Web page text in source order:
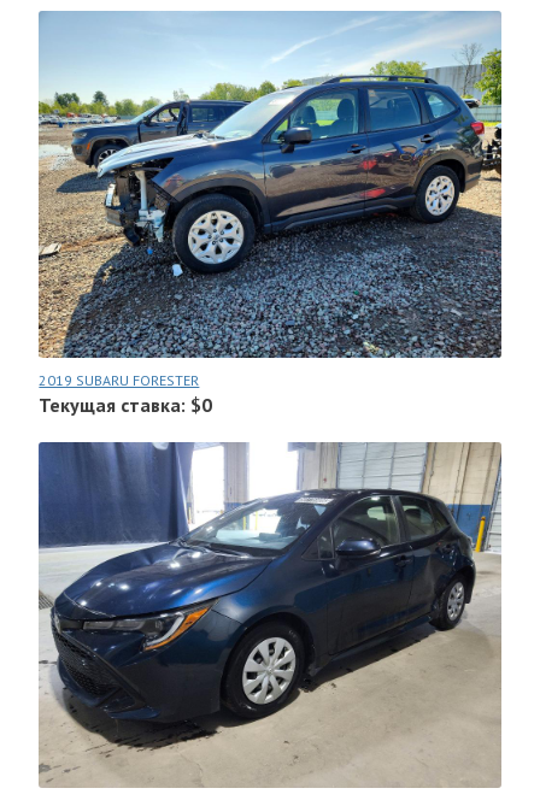
2019 SUBARU FORESTER
Текущая ставка: $0